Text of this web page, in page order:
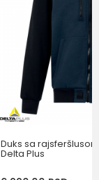
Duks sa
Delta Plus